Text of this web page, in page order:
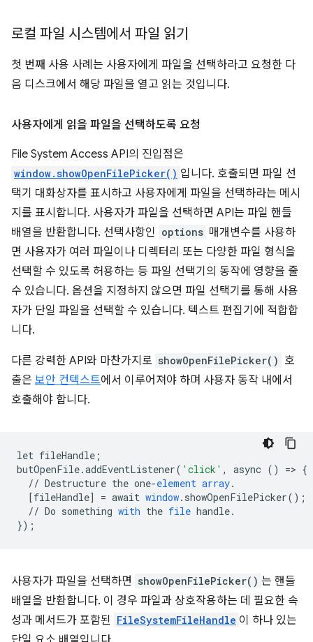
로컬 파일 시스템에서 파일 읽기
첫 번째 사용 사례는 사용자에게 파일을 선택하라고 요청한 다
음 디스크에서 해당 파일을 열고 읽는 것입니다.
사용자에게 읽을 파일을 선택하도록 요청
File System Access API의 진입점은
window.showOpenFilePicker() 입니다. 호출되면 파일 선
택기 대화상자를 표시하고 사용자에게 파일을 선택하라는 메시
지를 표시합니다. 사용자가 파일을 선택하면 API는 파일 핸들
배열을 반환합니다. 선택사항인 options 매개변수를 사용하
면 사용자가 여러 파일이나 디렉터리 또는 다양한 파일 형식을
선택할 수 있도록 허용하는 등 파일 선택기의 동작에 영향을 줄
수 있습니다. 옵션을 지정하지 않으면 파일 선택기를 통해 사용
자가 단일 파일을 선택할 수 있습니다. 텍스트 편집기에 적합합
니다.
다른 강력한 API와 마찬가지로 showOpenFilePicker() 호
출은 보안 컨텍스트에서 이루어져야 하며 사용자 동작 내에서
호출해야 합니다.
let fileHandle ;
butOpenFile.addEventListener( 'click' , async () => {
// Destructure the one-element array.
[fileHandle] = await window. showOpenFilePicker();
// Do something with the file handle.
});
사용자가 파일을 선택하면 showOpenFilePicker() 는 핸들
배열을 반환합니다. 이 경우 파일과 상호작용하는 데 필요한 속
성과 메서드가 포함된 FileSystemFileHandle 이 하나 있는